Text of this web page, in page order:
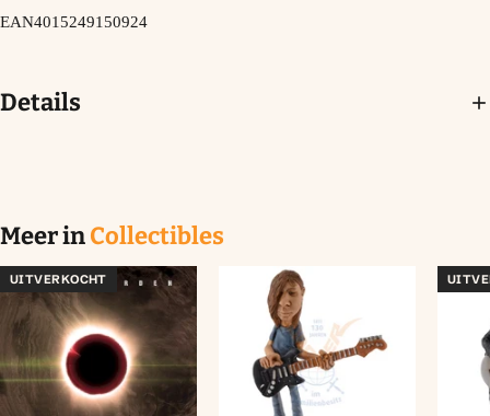
EAN4015249150924
Details
Meer inCollectibles
UITVERKOCHT